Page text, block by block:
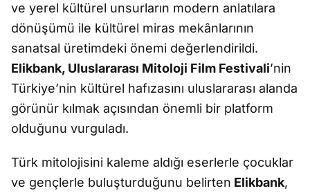
ve yerel kültürel unsurların modern anlatılara
dönüşümü ile kültürel miras mekânlarının
sanatsal üretimdeki önemi değerlendirildi.
Elikbank, Uluslararası Mitoloji Film Festivali’nin
Türkiye’nin kültürel hafızasını uluslararası alanda
görünür kılmak açısından önemli bir platform
olduğunu vurguladı.
Türk mitolojisini kaleme aldığı eserlerle çocuklar
ve gençlerle buluşturduğunu belirten Elikbank,